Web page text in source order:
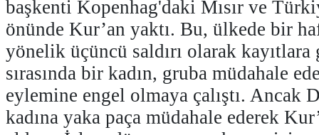
başkenti Kopenhag'daki Mısır ve
önünde Kur’an yaktı. Bu, ülkede bir
yönelik üçüncü saldırı olarak
sırasında bir kadın, gruba müdahale
eylemine engel olmaya çalıştı. Ancak
kadına yaka paça müdahale ederek